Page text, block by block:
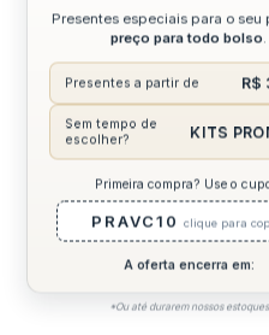
Troca em
Mais tempo para
Compra
7 dias para
Via WhatsApp
DESCRIÇÃO
Presentes especiais para o seu
preço para todo bolso.
Presentes a partir de R$
Sem tempo de
escolher?
KITS
Primeira compra? Use o
PRAVC10 clique para
A oferta encerra em:
*Ou até durarem nossos estoques